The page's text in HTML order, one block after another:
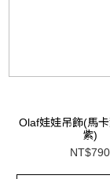
Olaf娃娃吊飾(馬
紫)
NT$790